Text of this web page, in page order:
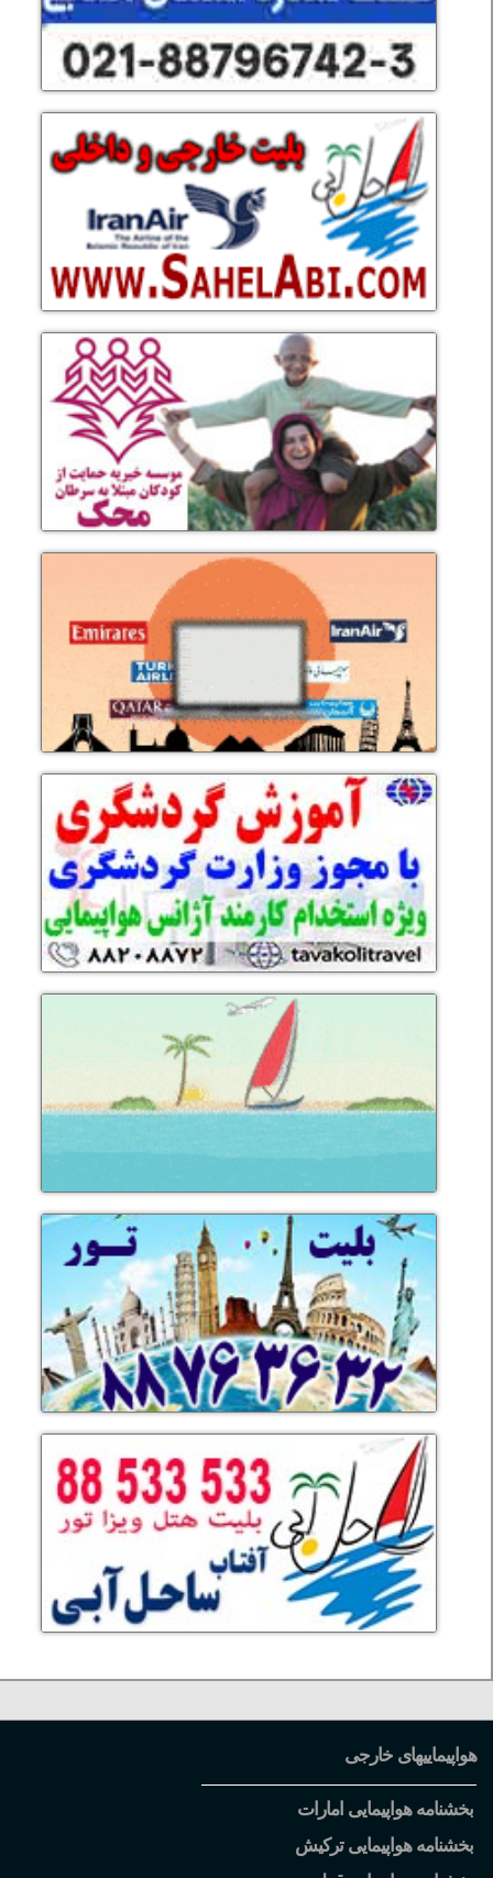
هواپیماییهای خارجی
بخشنامه هواپیمایی امارات
بخشنامه هواپیمایی ترکیش